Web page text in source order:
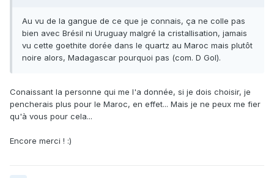
Au vu de la gangue de ce que je connais, ça ne colle pas
bien avec Brésil ni Uruguay malgré la cristallisation, jamais
vu cette goethite dorée dans le quartz au Maroc mais plutôt
noire alors, Madagascar pourquoi pas (com. D Gol).
Conaissant la personne qui me l'a donnée, si je dois choisir, je
pencherais plus pour le Maroc, en effet... Mais je ne peux me fier
qu'à vous pour cela...
Encore merci ! :)